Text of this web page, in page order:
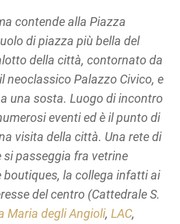
contende alla Piazza
di piazza più bella del
della città, contornato da
neoclassico Palazzo Civico, e
una sosta. Luogo di incontro
eventi ed è il punto di
visita della città. Una rete di
si passeggia fra vetrine
la collega infatti ai
del centro (Cattedrale S.
Maria degli Angioli, LAC,